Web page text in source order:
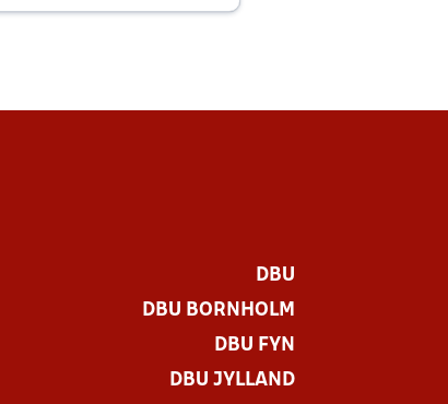
DBU
DBU BORNHOLM
DBU FYN
DBU JYLLAND